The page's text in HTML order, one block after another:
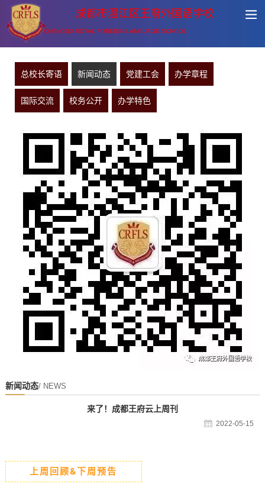
成都市温江区王府外国语学校
CHENGDU ROYAL FOREIGN LANGUAGE SCHOOL
总校长寄语 新闻动态 党建工会 办学章程
国际交流 校务公开 办学特色
新闻动态/ NEWS
来了！成都王府云上周刊
2022-05-15
上周回顾&下周预告